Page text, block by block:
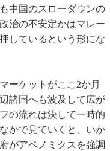
中国のスローダウンの
治の不安定かはマレー
しているという形にな
ーケットがここ2か月
諸国へも波及して広が
の流れは決して一時的
かで見ていくと、いか
がアベノミクスを強調